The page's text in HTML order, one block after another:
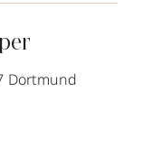
Dortmund